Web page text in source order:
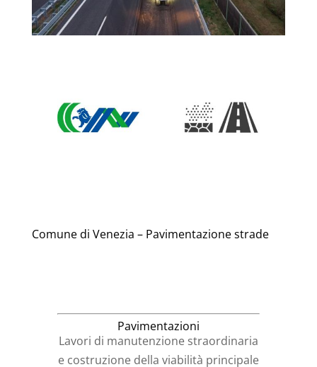
Comune di Venezia – Pavimentazione strade
Pavimentazioni
Lavori di manutenzione straordinaria
e costruzione della viabilità principale